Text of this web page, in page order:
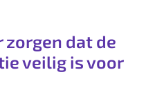
zorgen dat de
veilig is voor